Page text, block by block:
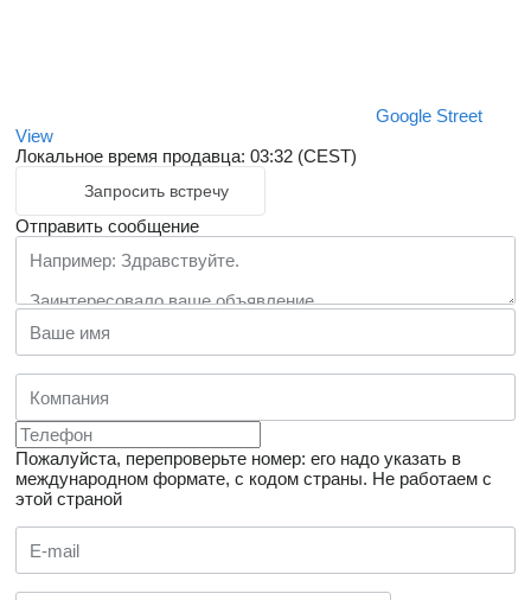
Google Street
View
Локальное время продавца: 03:32 (CEST)
Запросить встречу
Отправить сообщение
Пожалуйста, перепроверьте номер: его надо указать в
международном формате, с кодом страны. Не работаем с
этой страной